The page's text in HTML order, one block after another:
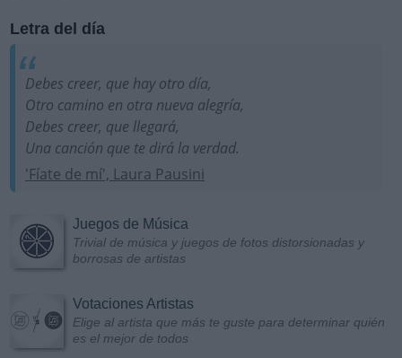
Letra del día
Debes creer, que hay otro día,
Otro camino en otra nueva alegría,
Debes creer, que llegará,
Una canción que te dirá la verdad.
'Fíate de mí', Laura Pausini
Juegos de Música
Trivial de música y juegos de fotos distorsionadas y
borrosas de artistas
Votaciones Artistas
Elige al artista que más te guste para determinar quién
es el mejor de todos